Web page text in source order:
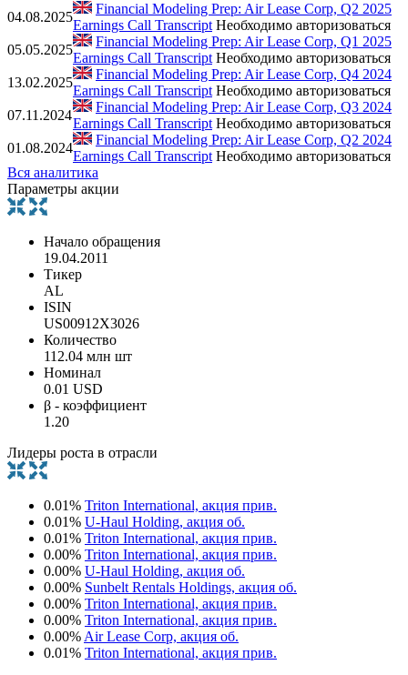
04.08.2025
Financial Modeling Prep: Air Lease Corp, Q2 2025
Earnings Call Transcript Необходимо авторизоваться
05.05.2025
Financial Modeling Prep: Air Lease Corp, Q1 2025
Earnings Call Transcript Необходимо авторизоваться
13.02.2025
Financial Modeling Prep: Air Lease Corp, Q4 2024
Earnings Call Transcript Необходимо авторизоваться
07.11.2024
Financial Modeling Prep: Air Lease Corp, Q3 2024
Earnings Call Transcript Необходимо авторизоваться
01.08.2024
Financial Modeling Prep: Air Lease Corp, Q2 2024
Earnings Call Transcript Необходимо авторизоваться
Вся аналитика
Параметры акции
Начало обращения
19.04.2011
Тикер
AL
ISIN
US00912X3026
Количество
112.04 млн шт
Номинал
0.01 USD
β - коэффициент
1.20
Лидеры роста в отрасли
0.01% Triton International, акция прив.
0.01% U-Haul Holding, акция об.
0.01% Triton International, акция прив.
0.00% Triton International, акция прив.
0.00% U-Haul Holding, акция об.
0.00% Sunbelt Rentals Holdings, акция об.
0.00% Triton International, акция прив.
0.00% Triton International, акция прив.
0.00%Air Lease Corp, акция об.
0.01% Triton International, акция прив.